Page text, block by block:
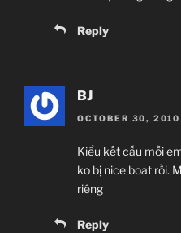
Reply
BJ
OCTOBER 30,
Kiểu kết cấu mỗi
ko bị nice boat rồi.
riêng
Reply